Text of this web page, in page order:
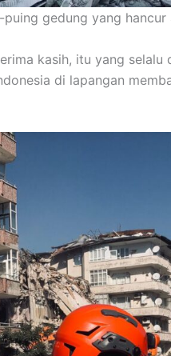
gedung yang
kasih, itu yang selalu
di lapangan